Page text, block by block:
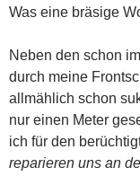
Was eine bräsige
Neben den schon
durch meine
allmählich schon
nur einen Meter
ich für den
reparieren uns an